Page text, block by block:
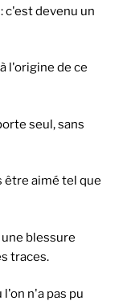
c'est devenu un
l'origine de ce
seul, sans
être aimé tel que
une blessure
traces.
n'a pas pu